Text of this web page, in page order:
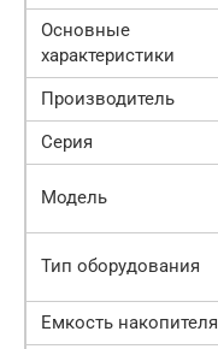
Основные
характеристики
Производитель
Серия
Модель
Тип оборудования
Емкость накопителя